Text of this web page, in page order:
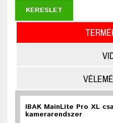
KERESLET
IBAK MainLite Pro XL
kamerarendszer